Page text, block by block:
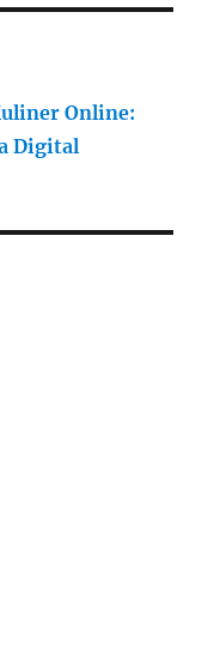
Online:
Digital